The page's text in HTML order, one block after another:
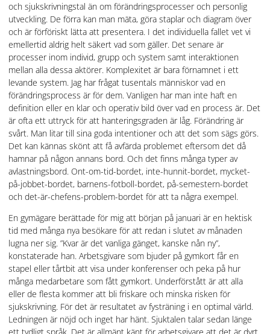
och sjukskrivningstal än om förändringsprocesser och personlig
utveckling. De förra kan man mäta, göra staplar och diagram över
och är förföriskt lätta att presentera. I det individuella fallet vet vi
emellertid aldrig helt säkert vad som gäller. Det senare är
processer inom individ, grupp och system samt interaktionen
mellan alla dessa aktörer. Komplexitet är bara förnamnet i ett
levande system. Jag har frågat tusentals människor vad en
förändringsprocess är för dem. Vanligen har man inte haft en
definition eller en klar och operativ bild över vad en process är. Det
är ofta ett uttryck för att hanteringsgraden är låg. Förändring är
svårt. Man litar till sina goda intentioner och att det som sägs görs.
Det kan kännas skönt att få avfärda problemet eftersom det då
hamnar på någon annans bord. Och det finns många typer av
avlastningsbord. Ont-om-tid-bordet, inte-hunnit-bordet, mycket-
på-jobbet-bordet, barnens-fotboll-bordet, på-semestern-bordet
och det-är-chefens-problem-bordet för att ta några exempel.
En gymägare berättade för mig att början på januari är en hektisk
tid med många nya besökare för att redan i slutet av månaden
lugna ner sig. ”Kvar är det vanliga gänget, kanske nån ny”,
konstaterade han. Arbetsgivare som bjuder på gymkort får en
stapel eller tårtbit att visa under konferenser och peka på hur
många medarbetare som fått gymkort. Underförstått är att alla
eller de flesta kommer att bli friskare och minska risken för
sjukskrivning. För det är resultatet av fysträning i en optimal värld.
Ledningen är nöjd och inget har hänt. Sjuktalen talar sedan länge